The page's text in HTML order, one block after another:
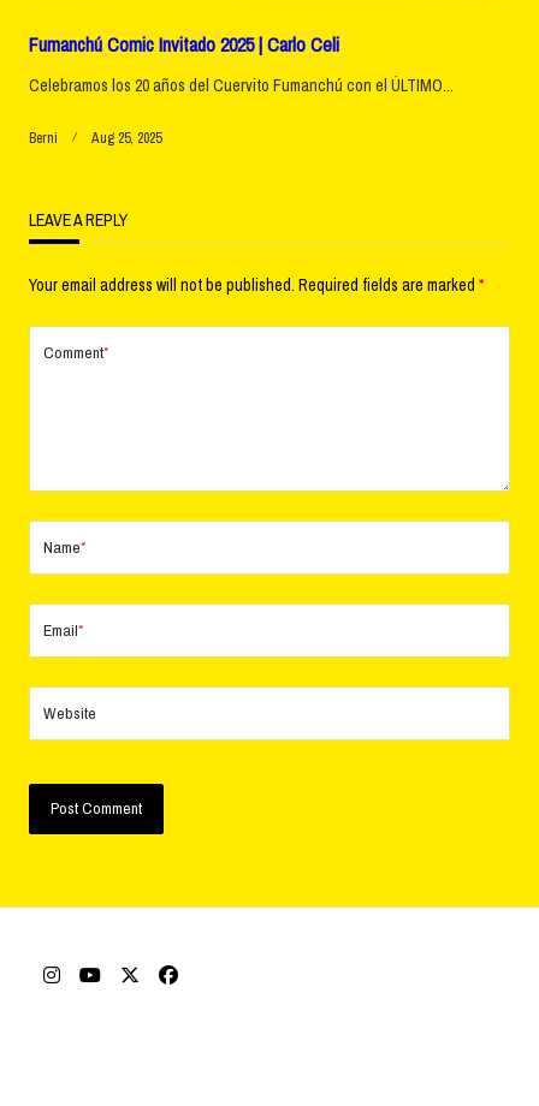
Fumanchú Comic Invitado 2025 | Carlo Celi
Celebramos los 20 años del Cuervito Fumanchú con el ÚLTIMO...
Berni Aug 25, 2025
LEAVE A REPLY
Your email address will not be published. Required fields are marked *
Comment*
Name*
Email*
Website